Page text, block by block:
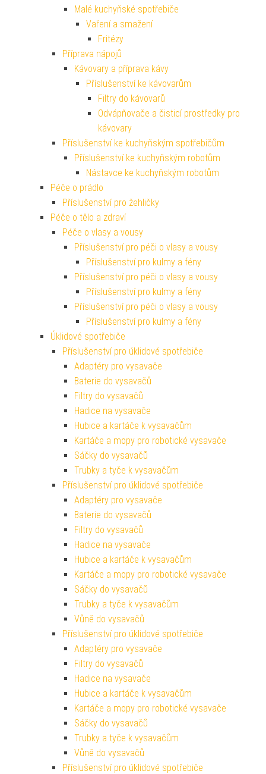
Malé kuchyňské spotřebiče
Vaření a smažení
Fritézy
Příprava nápojů
Kávovary a příprava kávy
Příslušenství ke kávovarům
Filtry do kávovarů
Odvápňovače a čisticí prostředky pro
kávovary
Příslušenství ke kuchyňským spotřebičům
Příslušenství ke kuchyňským robotům
Nástavce ke kuchyňským robotům
Péče o prádlo
Příslušenství pro žehličky
Péče o tělo a zdraví
Péče o vlasy a vousy
Příslušenství pro péči o vlasy a vousy
Příslušenství pro kulmy a fény
Příslušenství pro péči o vlasy a vousy
Příslušenství pro kulmy a fény
Příslušenství pro péči o vlasy a vousy
Příslušenství pro kulmy a fény
Úklidové spotřebiče
Příslušenství pro úklidové spotřebiče
Adaptéry pro vysavače
Baterie do vysavačů
Filtry do vysavačů
Hadice na vysavače
Hubice a kartáče k vysavačům
Kartáče a mopy pro robotické vysavače
Sáčky do vysavačů
Trubky a tyče k vysavačům
Příslušenství pro úklidové spotřebiče
Adaptéry pro vysavače
Baterie do vysavačů
Filtry do vysavačů
Hadice na vysavače
Hubice a kartáče k vysavačům
Kartáče a mopy pro robotické vysavače
Sáčky do vysavačů
Trubky a tyče k vysavačům
Vůně do vysavačů
Příslušenství pro úklidové spotřebiče
Adaptéry pro vysavače
Filtry do vysavačů
Hadice na vysavače
Hubice a kartáče k vysavačům
Kartáče a mopy pro robotické vysavače
Sáčky do vysavačů
Trubky a tyče k vysavačům
Vůně do vysavačů
Příslušenství pro úklidové spotřebiče